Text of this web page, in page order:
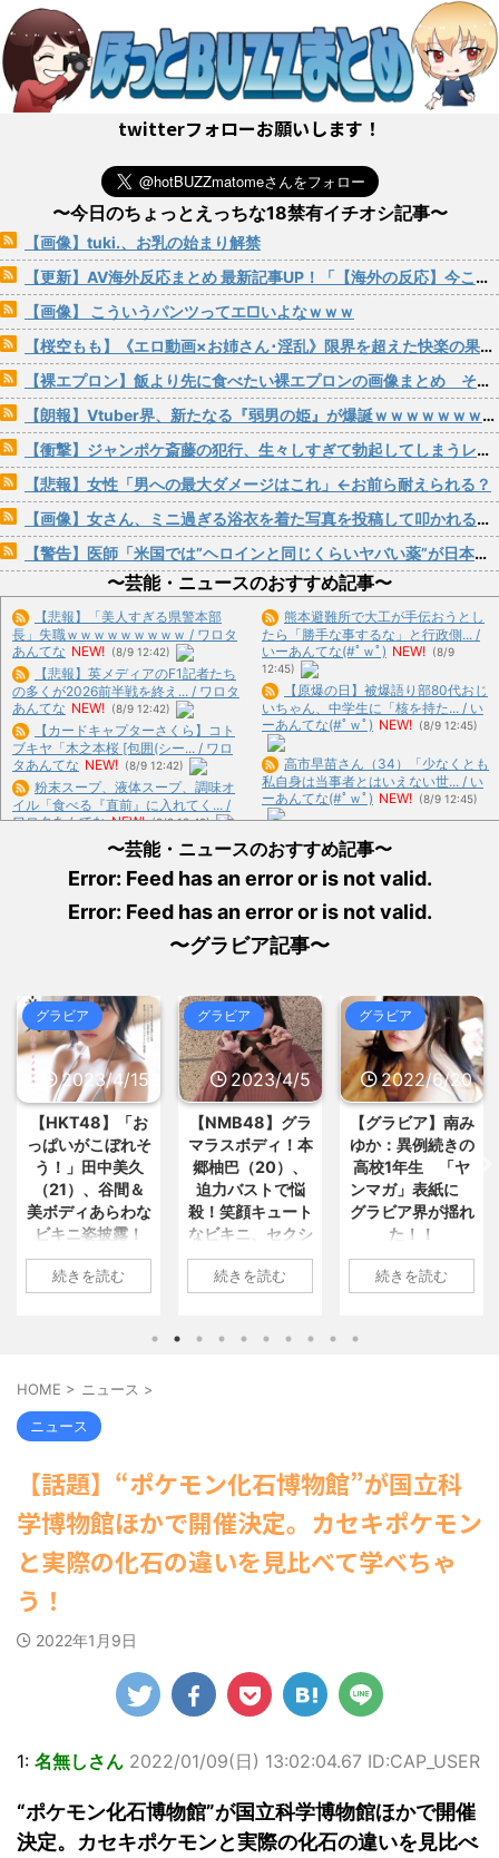
twitterフォローお願いします！
〜今日のちょっとえっちな18禁有イチオシ記事〜
【画像】tuki.、お乳の始まり解禁
【更新】AV海外反応まとめ 最新記事UP！「【海外の反応】今この子に夢中になってるやつ他にいる？俺だけじゃないはず」など2本！
【画像】 こういうパンツってエ□いよなｗｗｗ
【桜空もも】《エロ動画×お姉さん･淫乱》限界を超えた快楽の果てに訪れた常識を覆す奇跡のトランス絶頂FUCK
【裸エプロン】飯より先に食べたい裸エプロンの画像まとめ その14【二次画像】
【朗報】Vtuber界、新たなる『弱男の姫』が爆誕ｗｗｗｗｗｗｗｗｗｗｗ
【衝撃】ジャンポケ斎藤の犯行、生々しすぎて勃起してしまうレベルｗｗｗｗｗ
【悲報】女性「男への最大ダメージはこれ」←お前ら耐えられる？
【画像】女さん、ミニ過ぎる浴衣を着た写真を投稿して叩かれるｗｗｗｗ
【警告】医師「米国では”ヘロインと同じくらいヤバい薬”が日本では平気で処方されてる」
〜芸能・ニュースのおすすめ記事〜
【悲報】「美人すぎる県警本部
長」失職ｗｗｗｗｗｗｗｗｗ / ワロタ
あんてな NEW! (8/9 12:42)
【悲報】英メディアのF1記者たち
の多くが2026前半戦を終え... / ワロタ
あんてな NEW! (8/9 12:42)
【カードキャプターさくら】コト
ブキヤ「木之本桜 [包囲(シー... / ワロ
タあんてな NEW! (8/9 12:42)
粉末スープ、液体スープ、調味オ
イル「食べる『直前』に入れてく... /
ワロタあんてな NEW! (8/9 12:42)
義母「服装が失礼よ」私「お互い
様ですよね～」今までイビられ続... /
ワロタあんてな NEW! (8/9 12:42)
これだけはガチで信じてる」って... /
(8/9 12:19)
おまとめ : おすすめ NEW! (8/9 12:14)
【スマホ悲報】ドパガキの学力が
20%落ちていたことが判明 / おまとめ
: おすすめ NEW! (8/9 12:07)
神様「筋力、走力、泳力、自転車
力………どれか1つの能力を3倍... / お
まとめ : おすすめ NEW! (8/9 11:47)
【唖然】ラーメン屋さん「席でお
むつ交換はちょっと・・」 パパ... /
おまとめ : おすすめ NEW! (8/9 11:43)
ういう時にどこに建てるのかわか... /
気になるニュースまとめアンテナ
してる奴らって幾らならOKな... / 気に
【悲報】乃木中３０ｔｈヒット祈
願が死ぬほど / 気になるニュースまと
めアンテナ (8/29 00:00)
い食べ方。そして雪美と食べる... / 気
になるニュースまとめアンテナ (8/29
【速報】スプラトゥーン公式、謝
(8/28 23:50)
Powered by livedoor 相互
熊本避難所で大工が手伝おうとし
たら「勝手な事するな」と行政側... /
いーあんてな(#ﾟｗﾟ) NEW! (8/9
12:45)
【原爆の日】被爆語り部80代おじ
いちゃん、中学生に「核を持た... / い
ーあんてな(#ﾟｗﾟ) NEW! (8/9 12:45)
高市早苗さん（34）「少なくとも
私自身は当事者とはいえない世... / い
ーあんてな(#ﾟｗﾟ) NEW! (8/9 12:45)
【悲報】国民民主党代表選、玉木
雄一郎氏と30歳若手の一騎打ち... / い
ーあんてな(#ﾟｗﾟ) NEW! (8/9 12:45)
「アニソン盆祭りで日本の品格が
いーあんてな(#ﾟｗﾟ)
ですね」「早稲田大学がございま... /
5chまとめMAP(総合) NEW! (8/9
12:45)
【画像】GANTZの絶望シーン、
ここで決まるｗｗｗ / 5chまとめ
MAP(総合)
NEW! (8/9 12:45)
【中共を共産主義独裁から解放】
「いずれ本物の戦争に突入」アメ... /
5chまとめMAP(総合) NEW! (8/9
12:27)
【マジかよ】「日本のたこ焼きに
恋しちゃったのよw」日本留学し... /
5chまとめMAP(総合) NEW! (8/9
12:27)
結局、後藤花は何が嫌だったの？
/ 5chまとめMAP(総合) NEW! (8/9
12:23)
ンだ」 熊本地震直後の日本の対... / に
1ドル157円台 しかし戻しも... / にゅー
すなう！ まとめアンテナ
(7/30
22:16)
勇気を出して白人美女にチン凸し
たアジア人短小男♂、爆笑されて... /
にゅーすなう！ まとめアンテナ
Powered by livedoor 相互
RSS
〜芸能・ニュースのおすすめ記事〜
Error: Feed has an error or is not valid.
Error: Feed has an error or is not valid.
〜グラビア記事〜
そ
な
ぎ
久
自
を更
敵
さ
自
ぽ
っ
グラビア
2023/4/5
【NMB48】グラ
マラスボディ！本
郷柚巴（20）、
迫力バストで悩
殺！笑顔キュート
なビキニ、セクシ
ーニット、ランジ
ェリー姿披露
2023/04/01(土)
NMB48の本郷柚巴
が、漫画誌『ヤン
グアニマル』（白
イト『ヤングアニ
マルWeb』のグラ
ビアに初登場し
ボディを武器に、
トが掲載されてお
り、ボディライン
際立つタイトなセ
クシーニット姿の
キュートなビキ
ニ、迫力バスト目
を引くランジェリ
ー姿のカットなど
盛りだくさんの内
続きを読む
グラビア
2022/6/20
【グラビア】南み
ゆか：異例続きの
高校1年生 「ヤ
ンマガ」表紙に
グラビア界が揺れ
た！！
1: 名無しさん
2022/06/20(月)
「OS☆K」の南み
ゆかさんが、6月
20日発売のマンガ
ガジン」（講談
今年2月に同誌の表
紙を飾ったことが
話題になり、早く
「異例続きの高校1
年生にグラビア界
紹介され、水着姿
を披露した。 ...
続きを読む
グラビア
2022/6/
【速報です!!!
川翔子「写真
2位 8キロ減
ランジェリー
トほか「今ま
上に攻めた」
最高に色っ
い“しょこたん
ルミライ』（講
部を売り上げ、
週間BOOKラン
ぶりの写真集と
縄でロケを敢行
本作撮影にあた
り、「スゴい決
続きを読む
HOME > ニュース >
ニュース
【話題】“ポケモン化石博物館”が国立科
学博物館ほかで開催決定。カセキポケモン
と実際の化石の違いを見比べて学べちゃ
う！
2022年1月9日
1: 名無しさん 2022/01/09(日) 13:02:04.67 ID:CAP_USER
“ポケモン化石博物館”が国立科学博物館ほかで開催
決定。カセキポケモンと実際の化石の違いを見比べ